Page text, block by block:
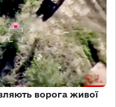
ворога живої